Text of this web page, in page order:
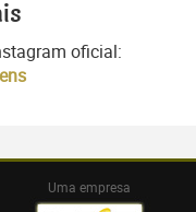
oficial:
Uma empresa